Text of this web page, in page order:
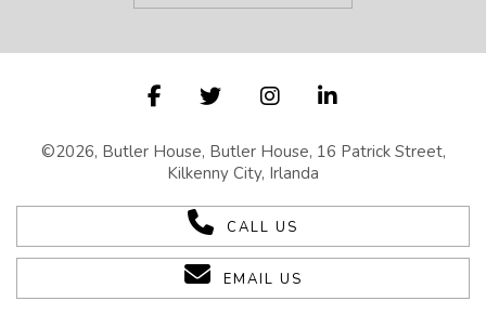
©2026, Butler House, Butler House, 16 Patrick Street,
Kilkenny City, Irlanda
CALL US
EMAIL US